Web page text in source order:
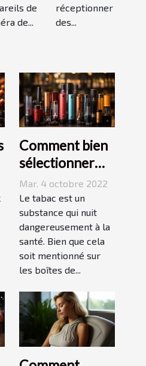
de
de...
réceptionner
des...
Comment bien
sélectionner
une cigarette
électronique ?
Mar. 4 octobre 2022
Le tabac est un
substance qui nuit
dangereusement à la
santé. Bien que cela
soit mentionné sur
les boîtes de...